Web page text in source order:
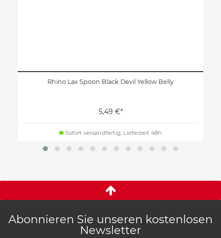
Rhino Lax Spoon Black Devil Yellow Belly
5,49 €*
Sofort versandfertig, Lieferzeit 48h
Abonnieren Sie unseren kostenlosen
Newsletter